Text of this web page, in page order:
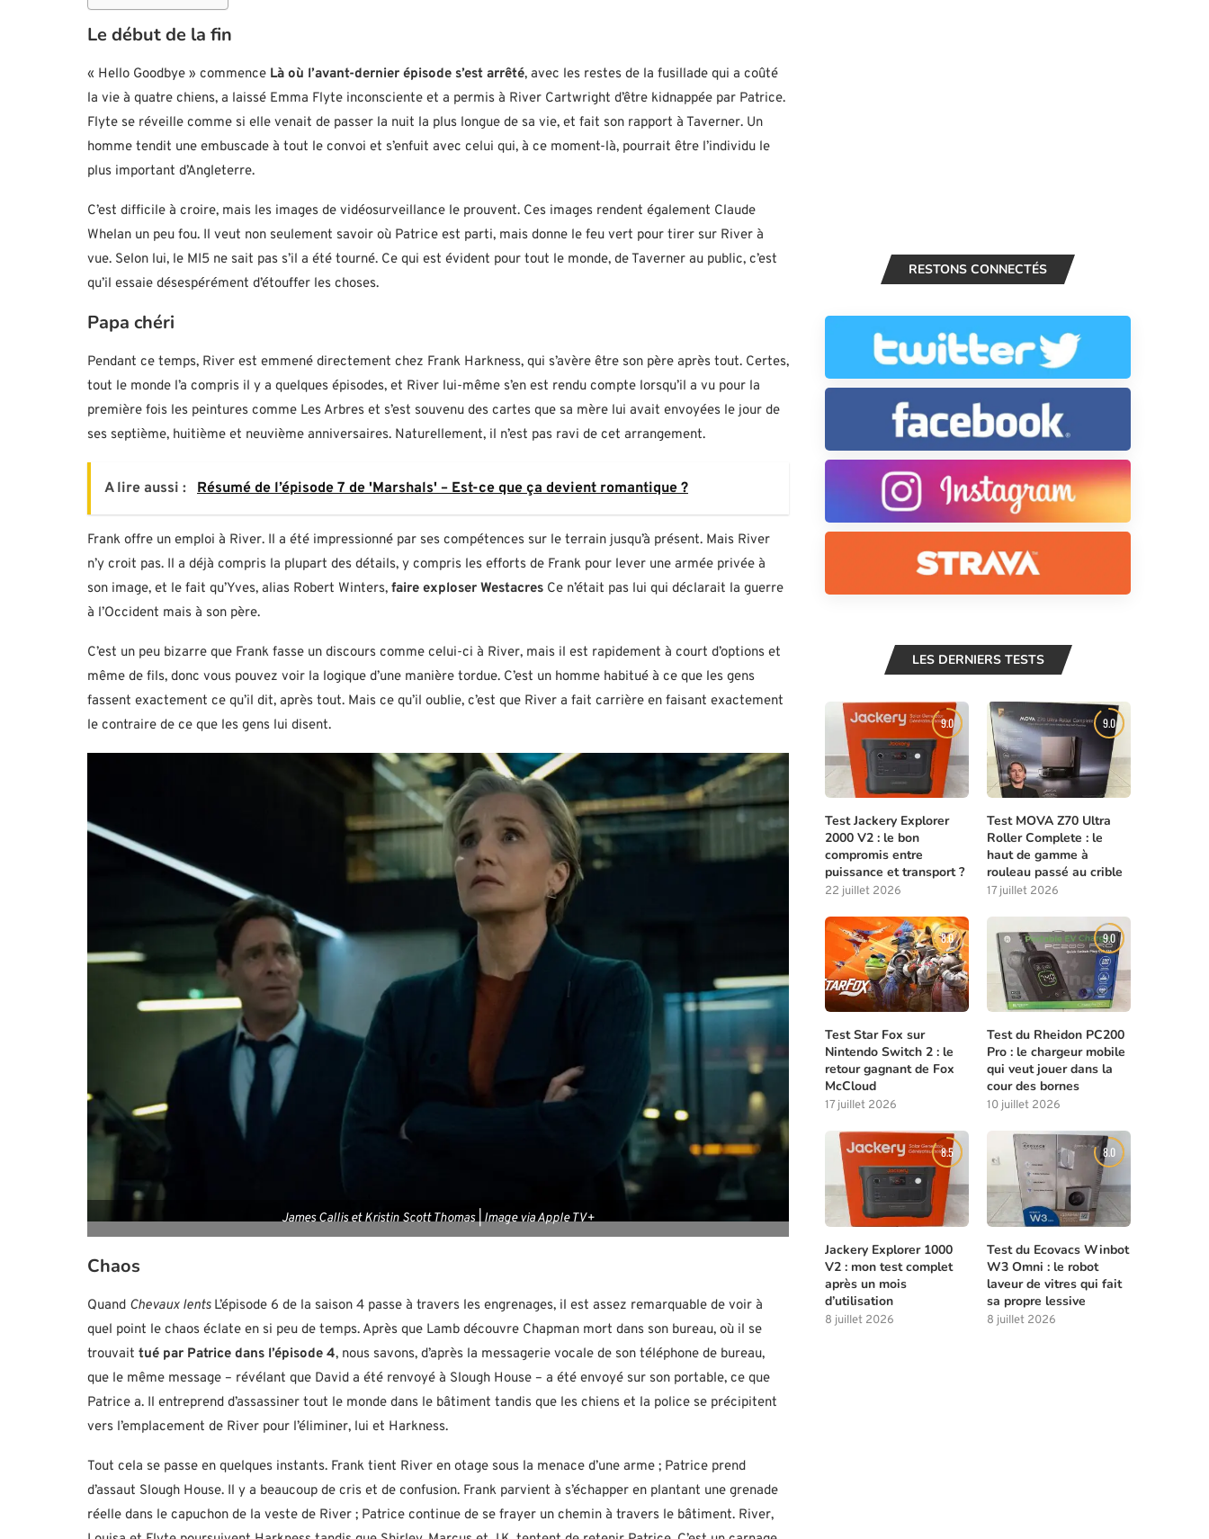
Le début de la fin
« Hello Goodbye » commence Là où l’avant-dernier épisode s’est arrêté, avec les restes de la fusillade qui a coûté
la vie à quatre chiens, a laissé Emma Flyte inconsciente et a permis à River Cartwright d’être kidnappée par Patrice.
Flyte se réveille comme si elle venait de passer la nuit la plus longue de sa vie, et fait son rapport à Taverner. Un
homme tendit une embuscade à tout le convoi et s’enfuit avec celui qui, à ce moment-là, pourrait être l’individu le
plus important d’Angleterre.
C’est difficile à croire, mais les images de vidéosurveillance le prouvent. Ces images rendent également Claude
Whelan un peu fou. Il veut non seulement savoir où Patrice est parti, mais donne le feu vert pour tirer sur River à
vue. Selon lui, le MI5 ne sait pas s’il a été tourné. Ce qui est évident pour tout le monde, de Taverner au public, c’est
qu’il essaie désespérément d’étouffer les choses.
Papa chéri
Pendant ce temps, River est emmené directement chez Frank Harkness, qui s’avère être son père après tout. Certes,
tout le monde l’a compris il y a quelques épisodes, et River lui-même s’en est rendu compte lorsqu’il a vu pour la
première fois les peintures comme Les Arbres et s’est souvenu des cartes que sa mère lui avait envoyées le jour de
ses septième, huitième et neuvième anniversaires. Naturellement, il n’est pas ravi de cet arrangement.
A lire aussi : Résumé de l’épisode 7 de 'Marshals' – Est-ce que ça devient romantique ?
Frank offre un emploi à River. Il a été impressionné par ses compétences sur le terrain jusqu’à présent. Mais River
n’y croit pas. Il a déjà compris la plupart des détails, y compris les efforts de Frank pour lever une armée privée à
son image, et le fait qu’Yves, alias Robert Winters, faire exploser Westacres Ce n’était pas lui qui déclarait la guerre
à l’Occident mais à son père.
C’est un peu bizarre que Frank fasse un discours comme celui-ci à River, mais il est rapidement à court d’options et
même de fils, donc vous pouvez voir la logique d’une manière tordue. C’est un homme habitué à ce que les gens
fassent exactement ce qu’il dit, après tout. Mais ce qu’il oublie, c’est que River a fait carrière en faisant exactement
le contraire de ce que les gens lui disent.
James Callis et Kristin Scott Thomas | Image via Apple TV+
Chaos
Quand Chevaux lents L’épisode 6 de la saison 4 passe à travers les engrenages, il est assez remarquable de voir à
quel point le chaos éclate en si peu de temps. Après que Lamb découvre Chapman mort dans son bureau, où il se
trouvait tué par Patrice dans l’épisode 4, nous savons, d’après la messagerie vocale de son téléphone de bureau,
que le même message – révélant que David a été renvoyé à Slough House – a été envoyé sur son portable, ce que
Patrice a. Il entreprend d’assassiner tout le monde dans le bâtiment tandis que les chiens et la police se précipitent
vers l’emplacement de River pour l’éliminer, lui et Harkness.
Tout cela se passe en quelques instants. Frank tient River en otage sous la menace d’une arme ; Patrice prend
d’assaut Slough House. Il y a beaucoup de cris et de confusion. Frank parvient à s’échapper en plantant une grenade
réelle dans le capuchon de la veste de River ; Patrice continue de se frayer un chemin à travers le bâtiment. River,
RESTONS CONNECTÉS
LES DERNIERS TESTS
9.0
Test Jackery Explorer
2000 V2 : le bon
compromis entre
puissance et transport ?
22 juillet 2026
9.0
Test MOVA Z70 Ultra
Roller Complete : le
haut de gamme à
rouleau passé au crible
17 juillet 2026
8.0
Test Star Fox sur
Nintendo Switch 2 : le
retour gagnant de Fox
McCloud
17 juillet 2026
9.0
Test du Rheidon PC200
Pro : le chargeur mobile
qui veut jouer dans la
cour des bornes
10 juillet 2026
8.5
Jackery Explorer 1000
V2 : mon test complet
après un mois
d’utilisation
8 juillet 2026
8.0
Test du Ecovacs Winbot
W3 Omni : le robot
laveur de vitres qui fait
sa propre lessive
8 juillet 2026